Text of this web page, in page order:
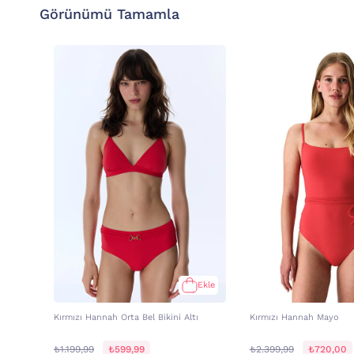
Görünümü Tamamla
Ekle
Kırmızı Hannah Orta Bel Bikini Altı
₺1.199,99 ₺599,99
Kırmızı Hannah Mayo
₺2.399,99 ₺720,00